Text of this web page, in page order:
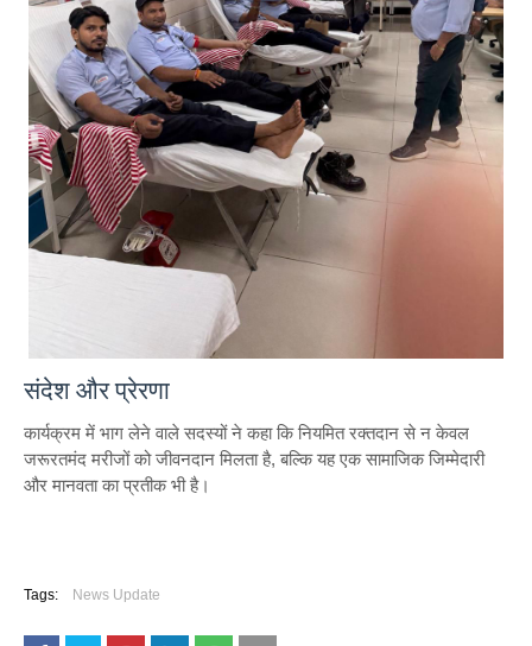
संदेश और प्रेरणा
कार्यक्रम में भाग लेने वाले सदस्यों ने कहा कि नियमित रक्तदान से न केवल
जरूरतमंद मरीजों को जीवनदान मिलता है, बल्कि यह एक सामाजिक जिम्मेदारी
और मानवता का प्रतीक भी है।
Tags: News Update